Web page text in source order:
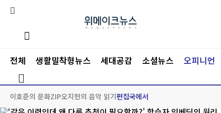
전체 생활밀착형뉴스 세대공감 소셜뉴스 오피니언
이호준의 문화ZIP오지헌의 음악 읽기편집국에서